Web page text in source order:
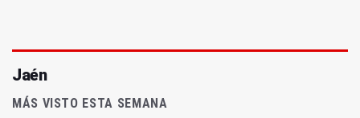
Jaén
MÁS VISTO ESTA SEMANA